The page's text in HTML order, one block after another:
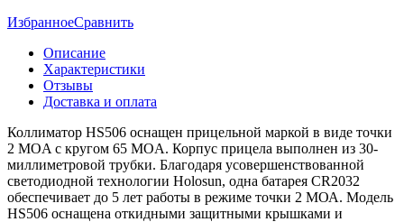
ИзбранноеСравнить
Описание
Характеристики
Отзывы
Доставка и оплата
Коллиматор HS506 оснащен прицельной маркой в виде точки
2 MOA с кругом 65 MOA. Корпус прицела выполнен из 30-
миллиметровой трубки. Благодаря усовершенствованной
светодиодной технологии Holosun, одна батарея CR2032
обеспечивает до 5 лет работы в режиме точки 2 МОА. Модель
HS506 оснащена откидными защитными крышками и